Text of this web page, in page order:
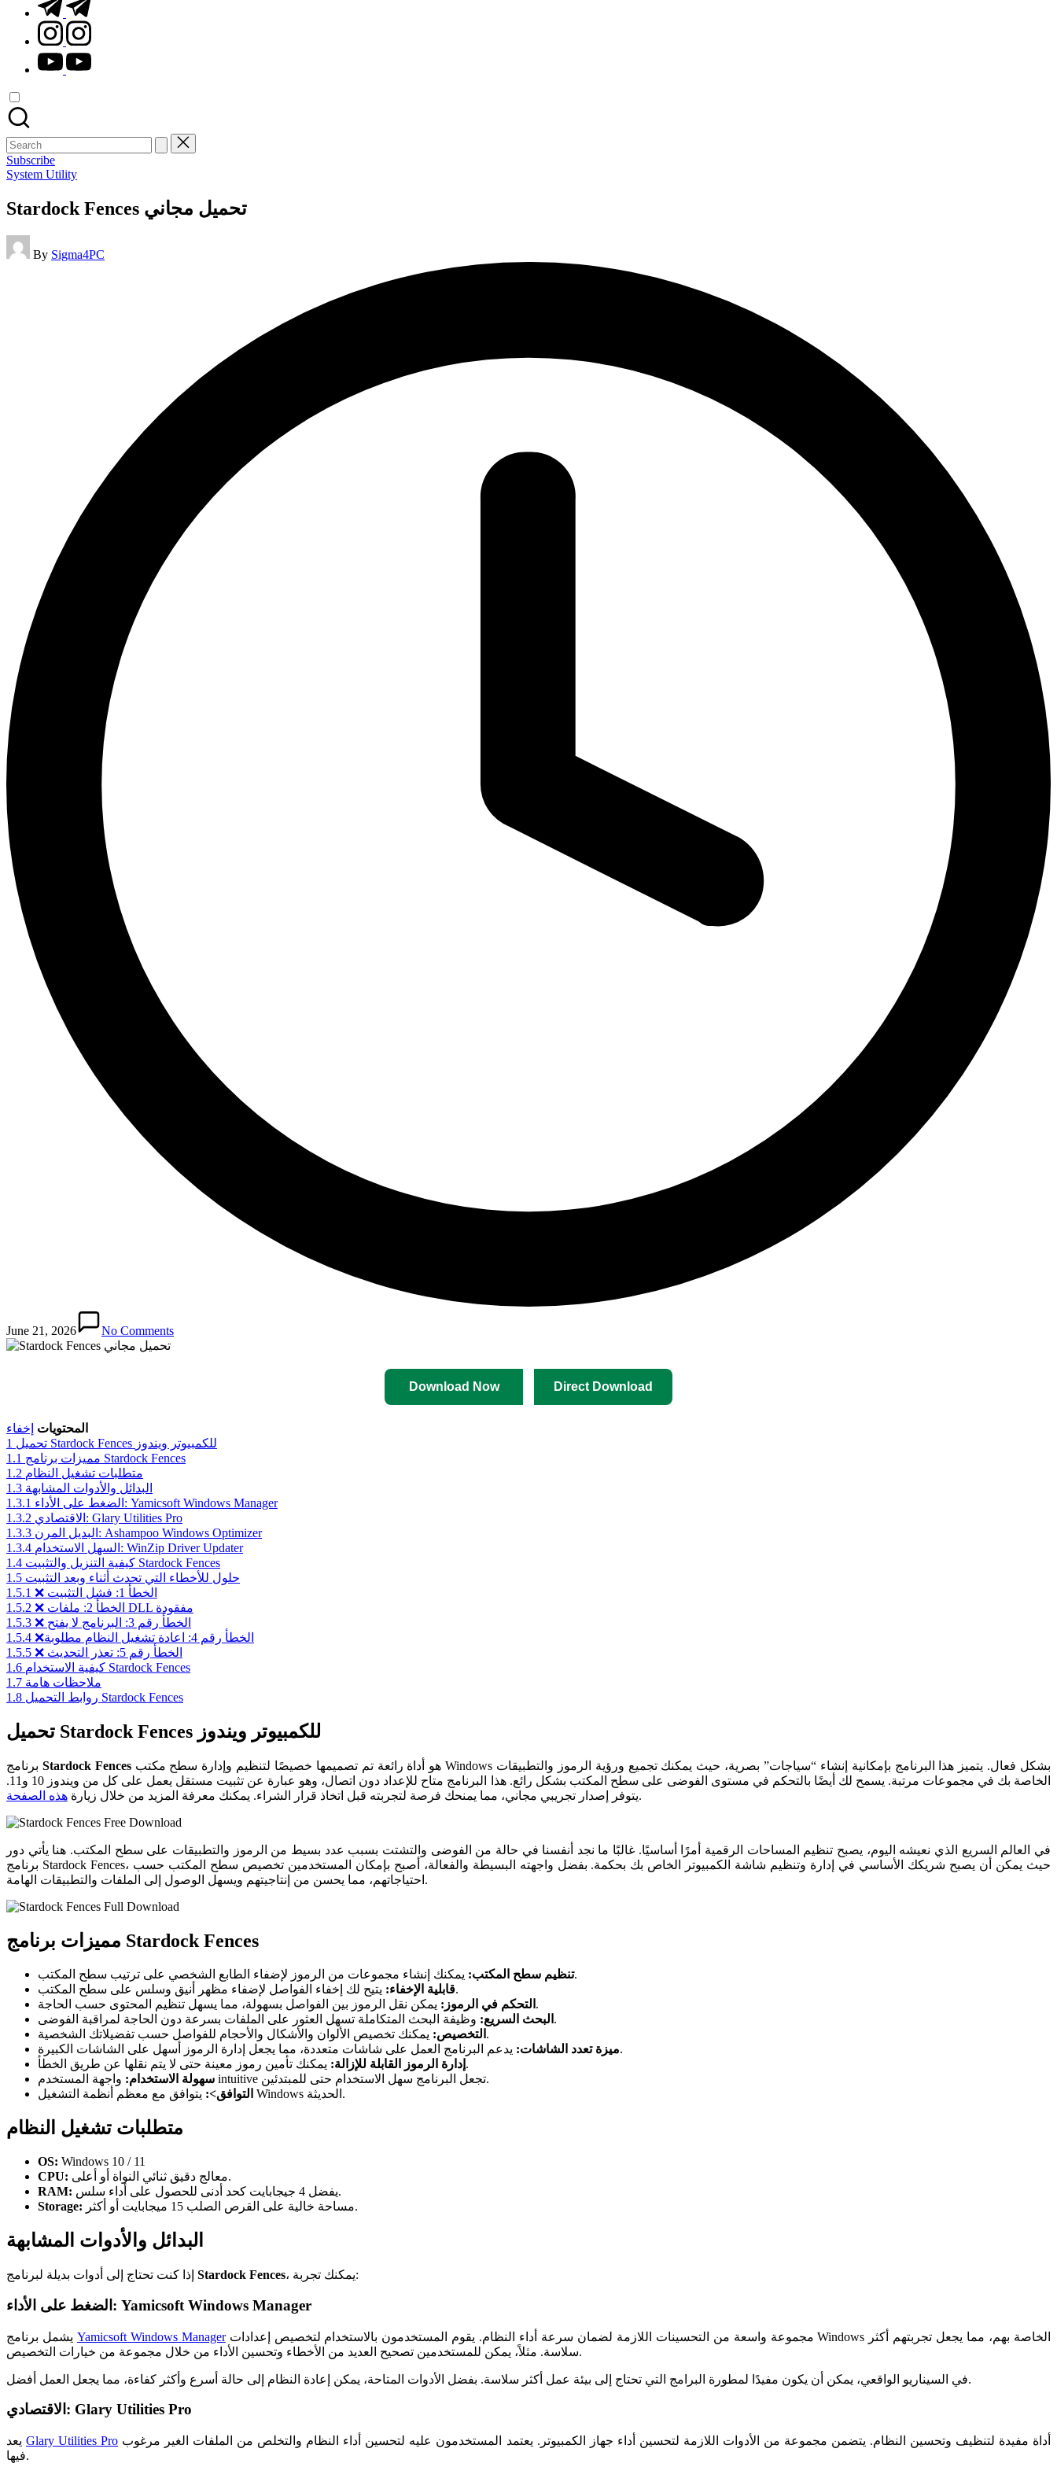
instagram.com
youtube.com
Search
for:
Subscribe
Posted
System Utility
Stardock Fences تحميل مجاني
Posted
by
By Sigma4PC
June 21, 2026 No Comments
Download Now Direct Download
المحتويات إخفاء
1
تحميل Stardock Fences للكمبيوتر ويندوز
1.1
مميزات برنامج Stardock Fences
1.2 متطلبات تشغيل النظام
1.3 البدائل والأدوات المشابهة
1.3.1
الضغط على الأداء: Yamicsoft Windows Manager
1.3.2
الاقتصادي: Glary Utilities Pro
1.3.3
البديل المرن: Ashampoo Windows Optimizer
1.3.4
السهل الاستخدام: WinZip Driver Updater
1.4
كيفية التنزيل والتثبيت Stardock Fences
1.5 حلول للأخطاء التي تحدث أثناء وبعد التثبيت
1.5.1
❌ الخطأ 1: فشل التثبيت
1.5.2
❌ الخطأ 2: ملفات DLL مفقودة
1.5.3
❌ الخطأ رقم 3: البرنامج لا يفتح
1.5.4
❌الخطأ رقم 4: اعادة تشغيل النظام مطلوبة
1.5.5
❌ الخطأ رقم 5: تعذر التحديث
1.6
كيفية الاستخدام Stardock Fences
1.7 ملاحظات هامة
1.8
روابط التحميل Stardock Fences
تحميل Stardock Fences للكمبيوتر ويندوز
Stardock Fencesهو أداة رائعة تم تصميمها خصيصًا لتنظيم وإدارة سطح مكتب Windows بشكل فعال. يتميز هذا البرنامج بإمكانية إنشاء “سياجات” بصرية، حيث يمكنك تجميع ورؤية الرموز والتطبيقات
الخاصة بك في مجموعات مرتبة. يسمح لك أيضًا بالتحكم في مستوى الفوضى على سطح المكتب بشكل رائع. هذا البرنامج متاح للإعداد دون اتصال، وهو عبارة عن تثبيت مستقل يعمل على كل من ويندوز 10 و11.
يتوفر إصدار تجريبي مجاني، مما يمنحك فرصة لتجربته قبل اتخاذ قرار الشراء. يمكنك معرفة المزيد من خلال زيارة هذه الصفحة .
في العالم السريع الذي نعيشه اليوم، يصبح تنظيم المساحات الرقمية أمرًا أساسيًا. غالبًا ما نجد أنفسنا في حالة من الفوضى والتشتت بسبب عدد بسيط من الرموز والتطبيقات على سطح المكتب. هنا يأتي دور
برنامج Stardock Fences، حيث يمكن أن يصبح شريكك الأساسي في إدارة وتنظيم شاشة الكمبيوتر الخاص بك بحكمة. بفضل واجهته البسيطة والفعالة، أصبح بإمكان المستخدمين تخصيص سطح المكتب حسب
احتياجاتهم، مما يحسن من إنتاجيتهم ويسهل الوصول إلى الملفات والتطبيقات الهامة.
مميزات برنامج Stardock Fences
تنظيم سطح المكتب:يمكنك إنشاء مجموعات من الرموز لإضفاء الطابع الشخصي على ترتيب سطح المكتب.
قابلية الإخفاء:يتيح لك إخفاء الفواصل لإضفاء مظهر أنيق وسلس على سطح المكتب.
التحكم في الرموز: يمكن نقل الرموز بين الفواصل بسهولة، مما يسهل تنظيم المحتوى حسب الحاجة.
البحث السريع: وظيفة البحث المتكاملة تسهل العثور على الملفات بسرعة دون الحاجة لمراقبة الفوضى.
التخصيص: يمكنك تخصيص الألوان والأشكال والأحجام للفواصل حسب تفضيلاتك الشخصية.
ميزة تعدد الشاشات:يدعم البرنامج العمل على شاشات متعددة، مما يجعل إدارة الرموز أسهل على الشاشات الكبيرة.
إدارة الرموز القابلة للإزالة:يمكنك تأمين رموز معينة حتى لا يتم نقلها عن طريق الخطأ.
سهولة الاستخدام:
واجهة المستخدم intuitive تجعل البرنامج سهل الاستخدام حتى للمبتدئين.
التوافق>:
يتوافق مع معظم أنظمة التشغيل Windows الحديثة.
متطلبات تشغيل النظام
OS: Windows 10 / 11
CPU:
معالج دقيق ثنائي النواة أو أعلى.
RAM:
يفضل 4 جيجابايت كحد أدنى للحصول على أداء سلس.
Storage:
مساحة خالية على القرص الصلب 15 ميجابايت أو أكثر.
البدائل والأدوات المشابهة
Stardock Fences ، يمكنك تجربة:
الضغط على الأداء: Yamicsoft Windows Manager
Yamicsoft Windows Managerمجموعة واسعة من التحسينات اللازمة لضمان سرعة أداء النظام. يقوم المستخدمون بالاستخدام لتخصيص إعدادات Windows الخاصة بهم، مما يجعل تجربتهم أكثر
سلاسة. مثلاً، يمكن للمستخدمين تصحيح العديد من الأخطاء وتحسين الأداء من خلال مجموعة من خيارات التخصيص.
في السيناريو الواقعي، يمكن أن يكون مفيدًا لمطورة البرامج التي تحتاج إلى بيئة عمل أكثر سلاسة. بفضل الأدوات المتاحة، يمكن إعادة النظام إلى حالة أسرع وأكثر كفاءة، مما يجعل العمل أفضل.
الاقتصادي: Glary Utilities Pro
يعدGlary Utilities Pro
فيها.